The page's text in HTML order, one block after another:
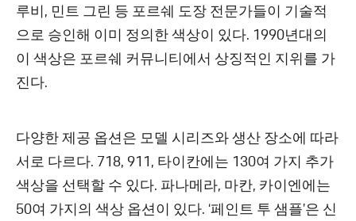
루비, 민트 그린 등 포르쉐 도장 전문가들이 기술적
으로 승인해 이미 정의한 색상이 있다. 1990년대의
이 색상은 포르쉐 커뮤니티에서 상징적인 지위를 가
진다.
다양한 제공 옵션은 모델 시리즈와 생산 장소에 따라
서로 다르다. 718, 911, 타이칸에는 130여 가지 추가
색상을 선택할 수 있다. 파나메라, 마칸, 카이엔에는
50여 가지의 색상 옵션이 있다. ‘페인트 투 샘플’은 신